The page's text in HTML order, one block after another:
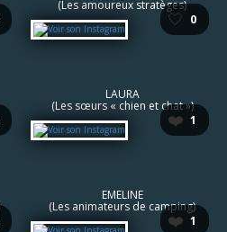
(Les amoureux stratèges)
🤍 0
LAURA
(Les sœurs « chien et chat »)
❤️ 1
EMELINE
(Les animateurs de camping)
❤️ 1